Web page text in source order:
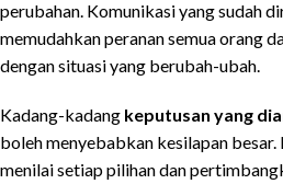
perubahan. Komunikasi yang sudah
memudahkan peranan semua orang
dengan situasi yang berubah-ubah.
Kadang-kadang keputusan yang
boleh menyebabkan kesilapan besar.
menilai setiap pilihan dan